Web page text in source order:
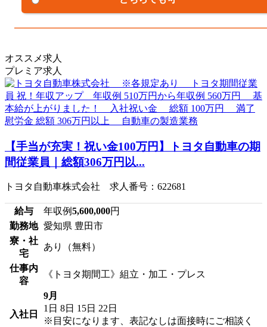
オススメ求人
プレミア求人
【手当が充実！祝い金100万円】トヨタ自動車の期
間従業員｜総額306万円以...
トヨタ自動車株式会社 求人番号：622681
給与 年収例5,600,000円
勤務地 愛知県 豊田市
寮・社
宅
あり（無料）
仕事内
容
《トヨタ期間工》組立・加工・プレス
入社日
9月
1日 8日 15日 22日
※目安になります、表記なしは面接時にご相談く